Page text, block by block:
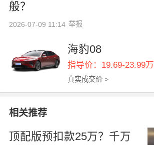
般？
2026-07-09 11:14 举报
海豹08
指导价：19.69-23.99万
真实成交价 >
相关推荐
顶配版预扣款25万？千万